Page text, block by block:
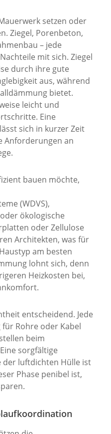
setzen oder
Ziegel, Porenbeton,
– jede
mit sich. Ziegel
durch ihre gute
aus, während
bietet.
leicht und
Eine
sich in kurzer Zeit
Anforderungen an
bauen möchte,
(WDVS),
ökologische
oder Zellulose
Architekten, was für
am besten
lohnt sich, denn
Heizkosten bei,
entscheidend. Jede
Rohre oder Kabel
beim
sorgfältige
luftdichten Hülle ist
Phase penibel ist,